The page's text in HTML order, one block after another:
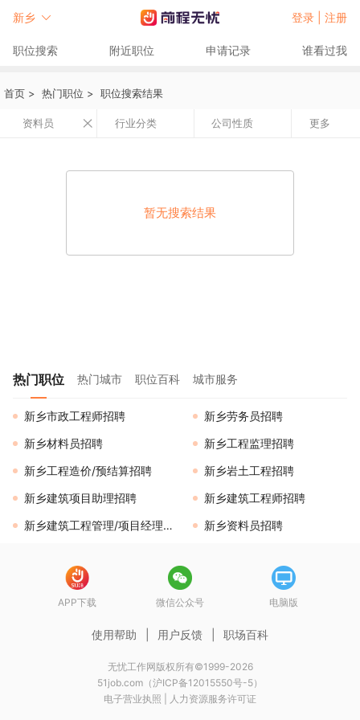
新乡 登录 | 注册
职位搜索 附近职位 申请记录 谁看过我
首页 > 热门职位 > 职位搜索结果
资料员 行业分类 公司性质 更多
暂无搜索结果
热门职位 热门城市 职位百科 城市服务
新乡市政工程师招聘
新乡劳务员招聘
新乡材料员招聘
新乡工程监理招聘
新乡工程造价/预结算招聘
新乡岩土工程招聘
新乡建筑项目助理招聘
新乡建筑工程师招聘
新乡建筑工程管理/项目经理招聘
新乡资料员招聘
APP下载 微信公众号 电脑版
使用帮助 用户反馈 职场百科
无忧工作网版权所有©1999-2026
51job.com（沪ICP备12015550号-5）
电子营业执照
人力资源服务许可证